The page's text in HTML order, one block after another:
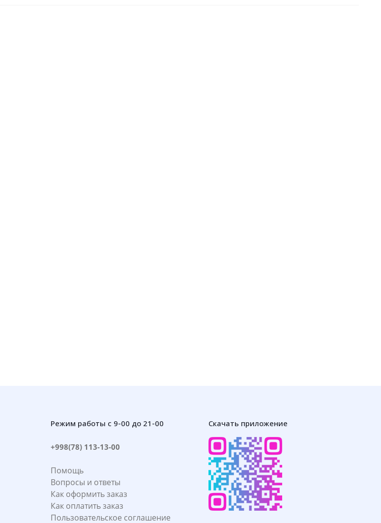
Режим работы с 9-00 до 21-00
+998(78) 113-13-00
Помощь
Вопросы и ответы
Как оформить заказ
Как оплатить заказ
Пользовательское соглашение
Скачать приложение